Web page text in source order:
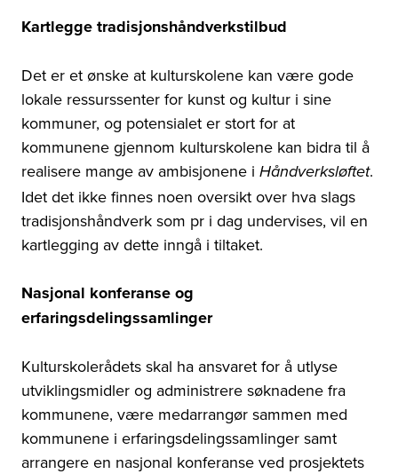
Kartlegge tradisjonshåndverkstilbud
Det er et ønske at kulturskolene kan være gode
lokale ressurssenter for kunst og kultur i sine
kommuner, og potensialet er stort for at
kommunene gjennom kulturskolene kan bidra til å
realisere mange av ambisjonene i Håndverksløftet.
Idet det ikke finnes noen oversikt over hva slags
tradisjonshåndverk som pr i dag undervises, vil en
kartlegging av dette inngå i tiltaket.
Nasjonal konferanse og
erfaringsdelingssamlinger
Kulturskolerådets skal ha ansvaret for å utlyse
utviklingsmidler og administrere søknadene fra
kommunene, være medarrangør sammen med
kommunene i erfaringsdelingssamlinger samt
arrangere en nasjonal konferanse ved prosjektets